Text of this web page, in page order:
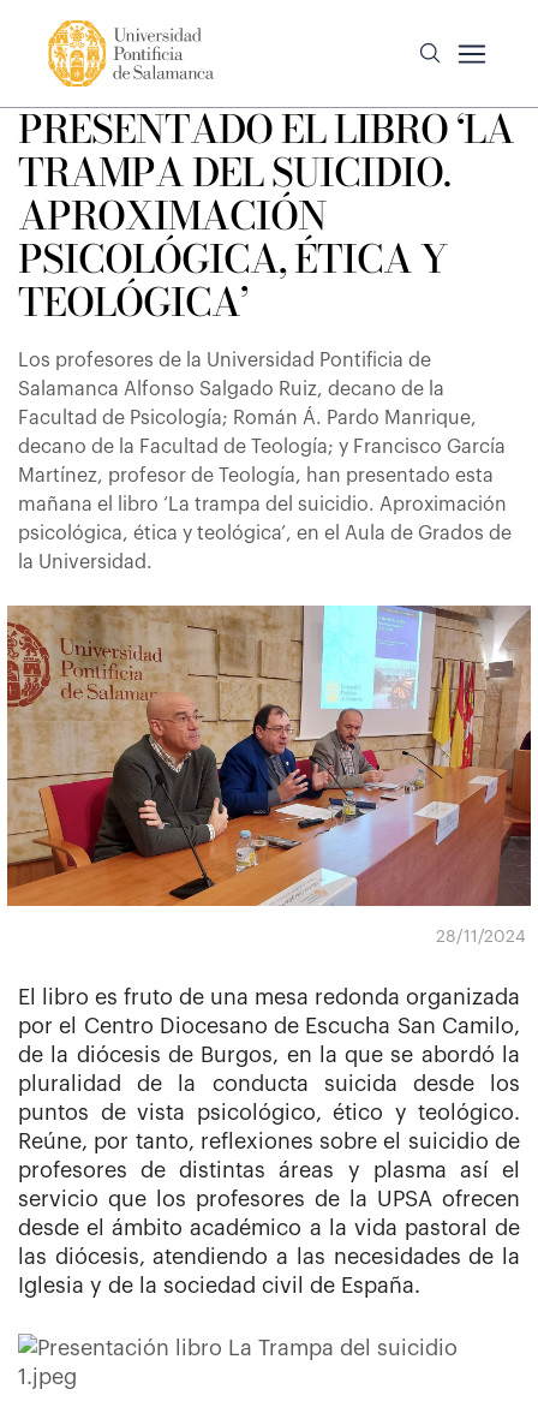
PRESENTADO EL LIBRO ‘LA
TRAMPA DEL SUICIDIO.
APROXIMACIÓN
PSICOLÓGICA, ÉTICA Y
TEOLÓGICA’
Los profesores de la Universidad Pontificia de
Salamanca Alfonso Salgado Ruiz, decano de la
Facultad de Psicología; Román Á. Pardo Manrique,
decano de la Facultad de Teología; y Francisco García
Martínez, profesor de Teología, han presentado esta
mañana el libro ‘La trampa del suicidio. Aproximación
psicológica, ética y teológica’, en el Aula de Grados de
la Universidad.
28/11/2024
El libro es fruto de una mesa redonda organizada
por el Centro Diocesano de Escucha San Camilo,
de la diócesis de Burgos, en la que se abordó la
pluralidad de la conducta suicida desde los
puntos de vista psicológico, ético y teológico.
Reúne, por tanto, reflexiones sobre el suicidio de
profesores de distintas áreas y plasma así el
servicio que los profesores de la UPSA ofrecen
desde el ámbito académico a la vida pastoral de
las diócesis, atendiendo a las necesidades de la
Iglesia y de la sociedad civil de España.